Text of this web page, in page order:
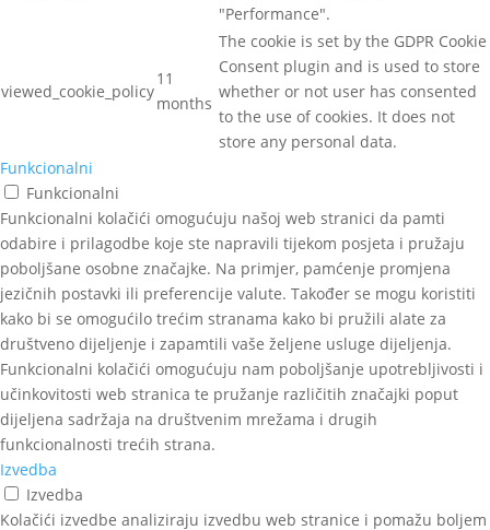
"Performance".
viewed_cookie_policy
11
months
The cookie is set by the GDPR Cookie
Consent plugin and is used to store
whether or not user has consented
to the use of cookies. It does not
store any personal data.
Funkcionalni
Funkcionalni
Funkcionalni kolačići omogućuju našoj web stranici da pamti
odabire i prilagodbe koje ste napravili tijekom posjeta i pružaju
poboljšane osobne značajke. Na primjer, pamćenje promjena
jezičnih postavki ili preferencije valute. Također se mogu koristiti
kako bi se omogućilo trećim stranama kako bi pružili alate za
društveno dijeljenje i zapamtili vaše željene usluge dijeljenja.
Funkcionalni kolačići omogućuju nam poboljšanje upotrebljivosti i
učinkovitosti web stranica te pružanje različitih značajki poput
dijeljena sadržaja na društvenim mrežama i drugih
funkcionalnosti trećih strana.
Izvedba
Izvedba
Kolačići izvedbe analiziraju izvedbu web stranice i pomažu boljem